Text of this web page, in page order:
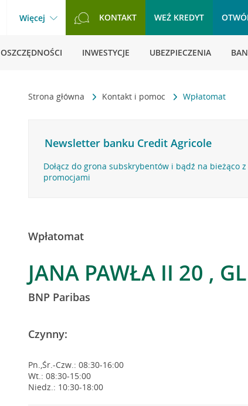
Więcej KONTAKT WEŹ KREDYT
OSZCZĘDNOŚCI INWESTYCJE UBEZPIECZENIA
Strona główna Kontakt i pomoc Wpłatomat
Newsletter banku Credit Agricole
Dołącz do grona subskrybentów i bądź na bieżąco
promocjami
Wpłatomat
JANA PAWŁA II 20 ,
BNP Paribas
Czynny:
Pn.,Śr.-Czw.: 08:30-16:00
Wt.: 08:30-15:00
Niedz.: 10:30-18:00